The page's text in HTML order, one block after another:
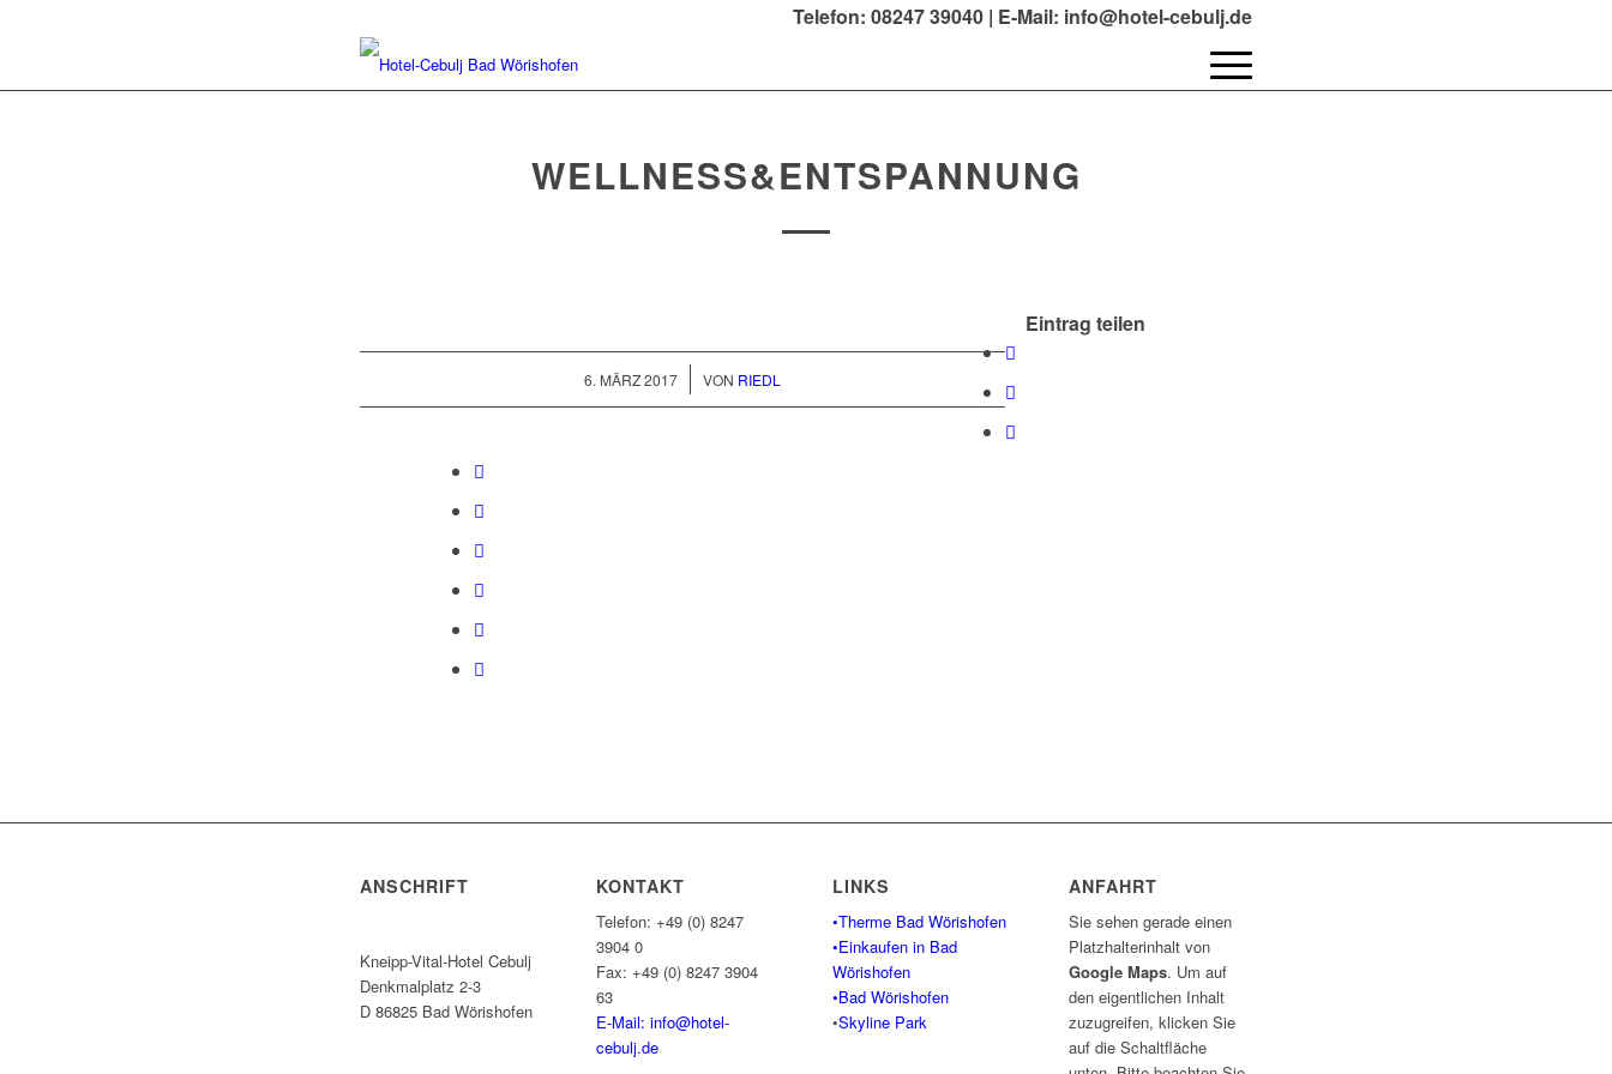
Telefon: 08247 39040 | E-Mail: info@hotel-cebulj.de
WELLNESS&ENTSPANNUNG
6. MÄRZ 2017
/ VON RIEDL
Eintrag teilen
ANSCHRIFT
Kneipp-Vital-Hotel Cebulj
Denkmalplatz 2-3
D 86825 Bad Wörishofen
KONTAKT
Telefon: +49 (0) 8247
3904 0
Fax: +49 (0) 8247 3904
63
E-Mail: info@hotel-
cebulj.de
LINKS
•Therme Bad Wörishofen
•Einkaufen in Bad
Wörishofen
•Bad Wörishofen
•Skyline Park
ANFAHRT
Sie sehen gerade einen
Platzhalterinhalt von
Google Maps. Um auf
den eigentlichen Inhalt
zuzugreifen, klicken Sie
auf die Schaltfläche